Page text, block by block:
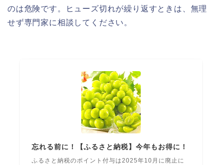
のは危険です。ヒューズ切れが繰り返すときは、無理
せず専門家に相談してください。
忘れる前に！【ふるさと納税】今年もお得に！
ふるさと納税のポイント付与は2025年10月に廃止に